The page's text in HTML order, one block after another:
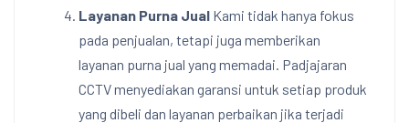
Layanan Purna Jual Kami tidak hanya fokus
pada penjualan, tetapi juga memberikan
layanan purna jual yang memadai. Padjajaran
CCTV menyediakan garansi untuk setiap produk
yang dibeli dan layanan perbaikan jika terjadi